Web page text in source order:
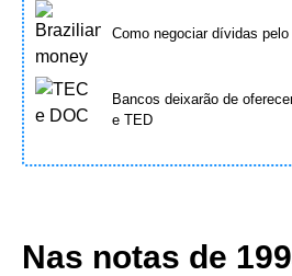
Como negociar dívidas
Bancos deixarão de
e TED
Nas notas de